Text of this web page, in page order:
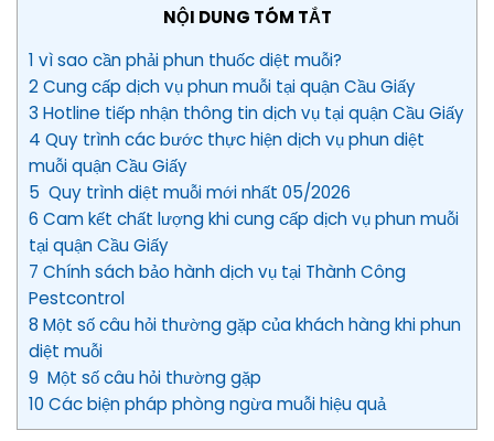
NỘI DUNG TÓM TẮT
1 vì sao cần phải phun thuốc diệt muỗi?
2 Cung cấp dịch vụ phun muỗi tại quận Cầu Giấy
3 Hotline tiếp nhận thông tin dịch vụ tại quận Cầu Giấy
4 Quy trình các bước thực hiện dịch vụ phun diệt
muỗi quận Cầu Giấy
5 Quy trình diệt muỗi mới nhất 05/2026
6 Cam kết chất lượng khi cung cấp dịch vụ phun muỗi
tại quận Cầu Giấy
7 Chính sách bảo hành dịch vụ tại Thành Công
Pestcontrol
8 Một số câu hỏi thường gặp của khách hàng khi phun
diệt muỗi
9 Một số câu hỏi thường gặp
10 Các biện pháp phòng ngừa muỗi hiệu quả